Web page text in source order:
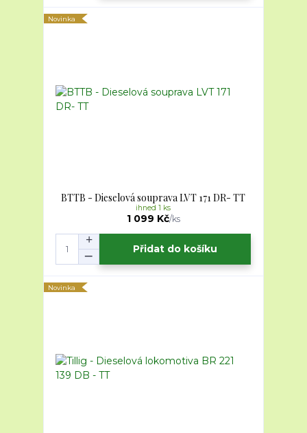
Novinka
BTTB - Dieselová souprava LVT 171 DR- TT
1 099 Kč/ks
ihned 1 ks
Přidat do košíku
Novinka